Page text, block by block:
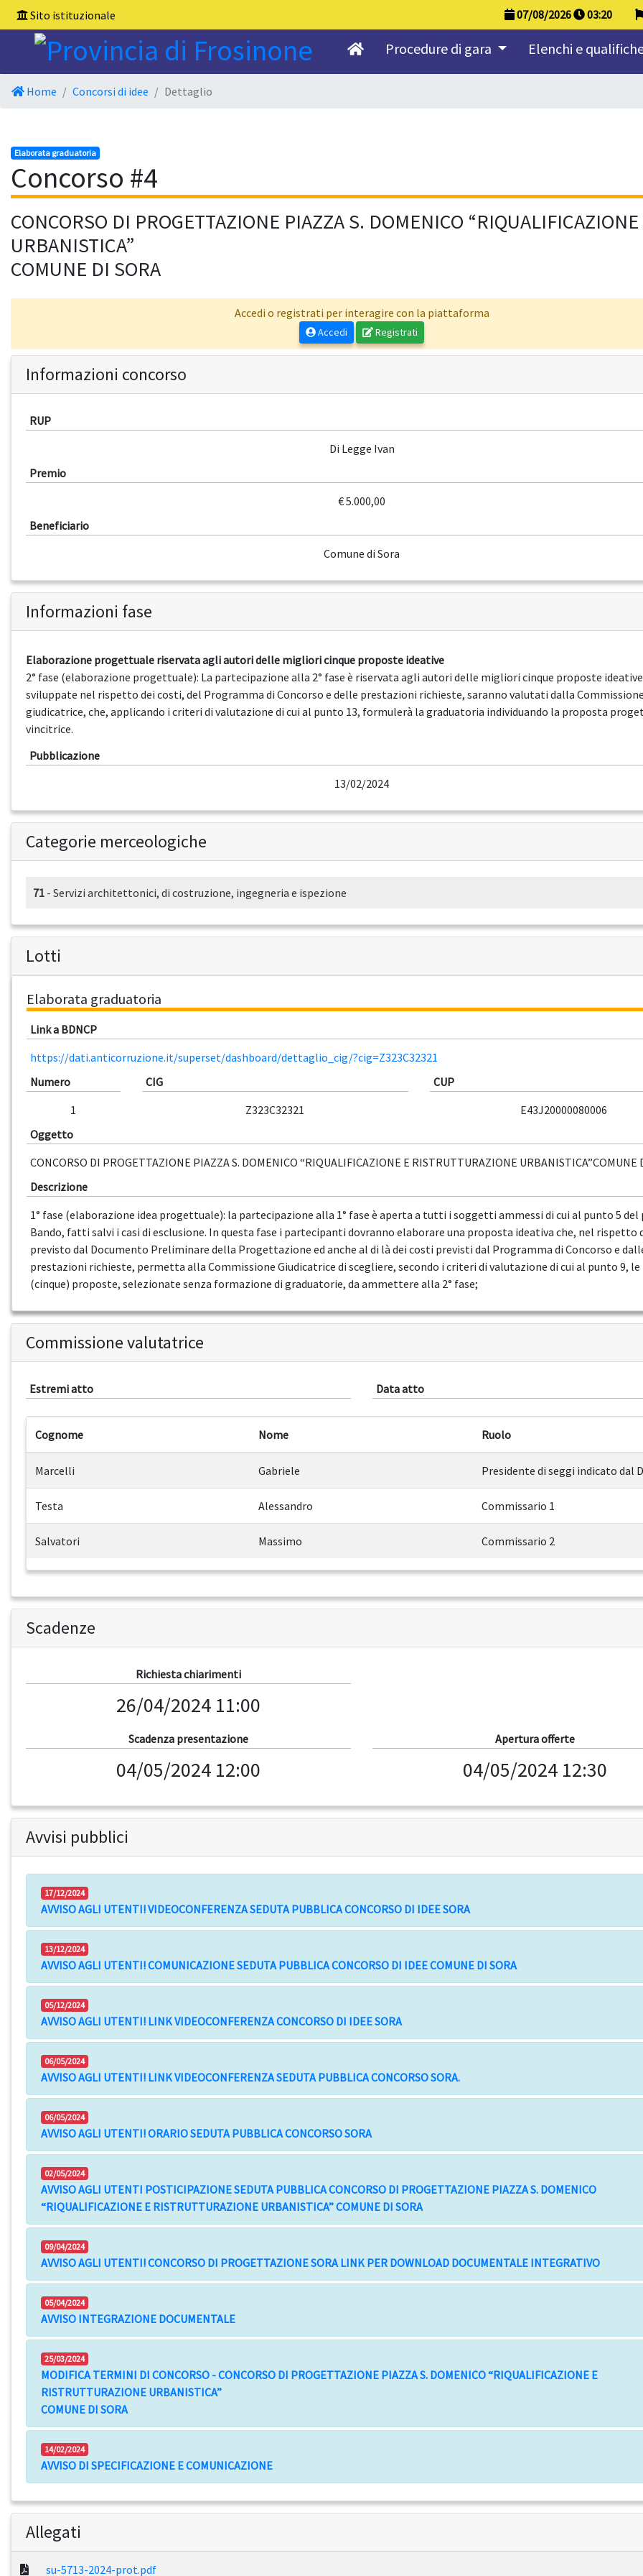
Sito istituzionale 07/08/2026 03:20
Procedure di gara Elenchi e
Home Concorsi di idee Dettaglio
Elaborata graduatoria
Concorso #4
CONCORSO DI PROGETTAZIONE PIAZZA S. DOMENICO
URBANISTICA”
COMUNE DI SORA
Accedi o registrati per interagire con la piattaforma
Accedi Registrati
Informazioni concorso
RUP
Di Legge Ivan
Premio
€ 5.000,00
Beneficiario
Comune di Sora
Informazioni fase
Elaborazione progettuale riservata agli autori delle migliori cinque proposte ideative
2° fase (elaborazione progettuale): La partecipazione alla 2° fase è riservata agli autori delle migliori cinque proposte
sviluppate nel rispetto dei costi, del Programma di Concorso e delle prestazioni richieste, saranno valutati dalla Commissione
giudicatrice, che, applicando i criteri di valutazione di cui al punto 13, formulerà la graduatoria individuando la proposta
vincitrice.
Pubblicazione
13/02/2024
Categorie merceologiche
71 - Servizi architettonici, di costruzione, ingegneria e ispezione
Lotti
Elaborata graduatoria
Link a BDNCP
https://dati.anticorruzione.it/superset/dashboard/dettaglio_cig/?cig=Z323C32321
Numero
1
CIG
Z323C32321
CUP
E43J20000080006
Oggetto
CONCORSO DI PROGETTAZIONE PIAZZA S. DOMENICO “RIQUALIFICAZIONE E RISTRUTTURAZIONE URBANISTICA”COMUNE
Descrizione
1° fase (elaborazione idea progettuale): la partecipazione alla 1° fase è aperta a tutti i soggetti ammessi di cui al punto 5 del
Bando, fatti salvi i casi di esclusione. In questa fase i partecipanti dovranno elaborare una proposta ideativa che, nel rispetto
previsto dal Documento Preliminare della Progettazione ed anche al di là dei costi previsti dal Programma di Concorso e
prestazioni richieste, permetta alla Commissione Giudicatrice di scegliere, secondo i criteri di valutazione di cui al punto 9,
(cinque) proposte, selezionate senza formazione di graduatorie, da ammettere alla 2° fase;
Commissione valutatrice
Estremi atto Data atto
Cognome Nome Ruolo
Marcelli Gabriele Presidente di seggi indicato dal
Testa Alessandro Commissario 1
Salvatori Massimo Commissario 2
Scadenze
Richiesta chiarimenti
26/04/2024 11:00
Scadenza presentazione
04/05/2024 12:00
Apertura offerte
04/05/2024 12:30
Avvisi pubblici
17/12/2024
AVVISO AGLI UTENTI! VIDEOCONFERENZA SEDUTA PUBBLICA CONCORSO DI IDEE SORA
13/12/2024
AVVISO AGLI UTENTI! COMUNICAZIONE SEDUTA PUBBLICA CONCORSO DI IDEE COMUNE DI SORA
05/12/2024
AVVISO AGLI UTENTI! LINK VIDEOCONFERENZA CONCORSO DI IDEE SORA
06/05/2024
AVVISO AGLI UTENTI! LINK VIDEOCONFERENZA SEDUTA PUBBLICA CONCORSO SORA.
06/05/2024
AVVISO AGLI UTENTI! ORARIO SEDUTA PUBBLICA CONCORSO SORA
02/05/2024
AVVISO AGLI UTENTI POSTICIPAZIONE SEDUTA PUBBLICA CONCORSO DI PROGETTAZIONE PIAZZA S. DOMENICO
“RIQUALIFICAZIONE E RISTRUTTURAZIONE URBANISTICA” COMUNE DI SORA
09/04/2024
AVVISO AGLI UTENTI! CONCORSO DI PROGETTAZIONE SORA LINK PER DOWNLOAD DOCUMENTALE INTEGRATIVO
05/04/2024
AVVISO INTEGRAZIONE DOCUMENTALE
25/03/2024
MODIFICA TERMINI DI CONCORSO - CONCORSO DI PROGETTAZIONE PIAZZA S. DOMENICO “RIQUALIFICAZIONE E
RISTRUTTURAZIONE URBANISTICA”
COMUNE DI SORA
14/02/2024
AVVISO DI SPECIFICAZIONE E COMUNICAZIONE
Allegati
su-5713-2024-prot.pdf